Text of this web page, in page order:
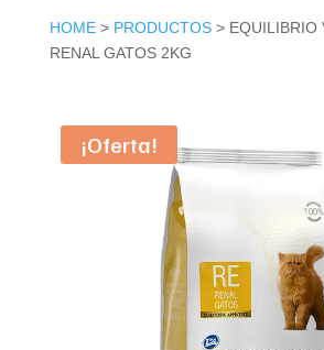
HOME> PRODUCTOS> EQUILIBRIO
RENAL GATOS 2KG
¡Oferta!